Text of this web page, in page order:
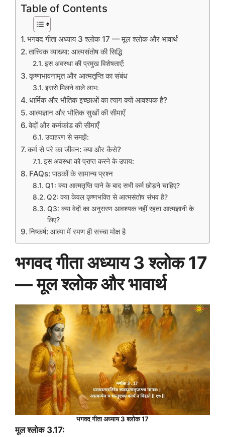
Table of Contents
भगवद गीता अध्याय 3 श्लोक 17 — मूल श्लोक और भावार्थ
तात्त्विक व्याख्या: आत्मसंतोष की सिद्धि
इस अवस्था की प्रमुख विशेषताएँ:
कृष्णभावनामृत और आत्मतृप्ति का संबंध
इससे मिलने वाले लाभ:
धार्मिक और भौतिक इच्छाओं का त्याग क्यों आवश्यक है?
आत्मज्ञान और भौतिक सुखों की सीमाएँ
वेदों और कर्मकांड की सीमाएँ
उदाहरण से समझें:
कर्म से परे का जीवन: क्या और कैसे?
इस अवस्था को प्राप्त करने के उपाय:
FAQs: पाठकों के सामान्य प्रश्न
Q1: क्या आत्मतृप्ति पाने के बाद सभी कर्म छोड़ने चाहिए?
Q2: क्या केवल कृष्णभक्ति से आत्मसंतोष संभव है?
Q3: क्या वेदों का अनुसरण आवश्यक नहीं रहता आत्मज्ञानी के
लिए?
निष्कर्ष: आत्मा में रमण ही सच्चा मोक्ष है
भगवद गीता अध्याय 3 श्लोक 17
— मूल श्लोक और भावार्थ
भगवद गीता अध्याय 3 श्लोक 17
मूल श्लोक 3.17: